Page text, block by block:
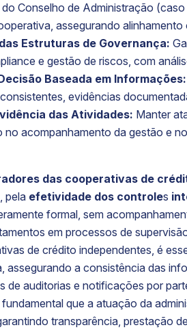
do Conselho de Administração
assegurando
Estruturas de Governança:
e gestão de riscos, com
Baseada em Informações:
evidências
das Atividades: Manter
no acompanhamento da gestão e
das cooperativas de
, pela efetividade dos controles
formal, sem
em processos de
de crédito independentes, é
assegurando a consistência das
de auditorias e notificações por
que a atuação da
transparência, prestação